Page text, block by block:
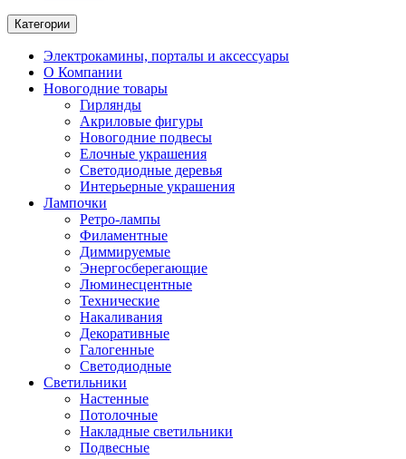
Категории
Электрокамины, порталы и аксессуары
О Компании
Новогодние товары
Гирлянды
Акриловые фигуры
Новогодние подвесы
Елочные украшения
Светодиодные деревья
Интерьерные украшения
Лампочки
Ретро-лампы
Филаментные
Диммируемые
Энергосберегающие
Люминесцентные
Технические
Накаливания
Декоративные
Галогенные
Светодиодные
Светильники
Настенные
Потолочные
Накладные светильники
Подвесные